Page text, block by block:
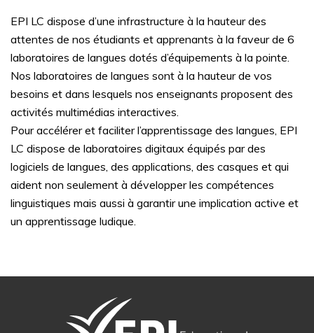
EPI LC dispose d’une infrastructure à la hauteur des
attentes de nos étudiants et apprenants à la faveur de 6
laboratoires de langues dotés d’équipements à la pointe.
Nos laboratoires de langues sont à la hauteur de vos
besoins et dans lesquels nos enseignants proposent des
activités multimédias interactives.
Pour accélérer et faciliter l’apprentissage des langues, EPI
LC dispose de laboratoires digitaux équipés par des
logiciels de langues, des applications, des casques et qui
aident non seulement à développer les compétences
linguistiques mais aussi à garantir une implication active et
un apprentissage ludique.